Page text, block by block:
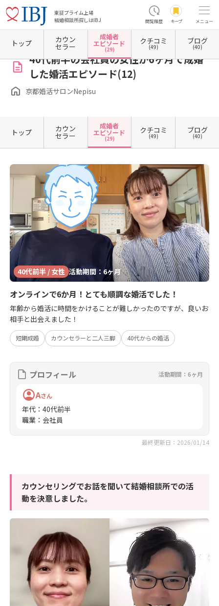
東証プライム上場
結婚相談所探しはIBJ
閲覧履歴 キープ メニュー
ホーム 京都府の結婚相談所 京都府京都市 京都府京都市中京区 京都婚活サロンNepisu
40代前半の会社員の女性が6ヶ月で成婚
した婚活エピソード(12)
京都婚活サロンNepisu
トップ カウン
セラー
成婚者
エピソード
(29)
クチコミ
(49)
ブログ
(40)
トップ カウン
セラー
成婚者
エピソード
(29)
クチコミ
(49)
ブログ
(40)
40代前半 / 女性 活動期間：6ヶ月
オンラインで6か月！とても順調な婚活でした！
年齢から婚活に時間をかけることが難しかったのですが、良いお
相手と出会えました！
短期成婚 カウンセラーと二人三脚 40代からの婚活
プロフィール 活動期間：6ヶ月
Aさん
年代 ： 40代前半
職業 ： 会社員
最終更新日：2026/01/14
カウンセリングでお話を聞いて結婚相談所での活
動を決意しました。